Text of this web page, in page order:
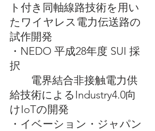
ト付き同軸線路技術を用い
たワイヤレス電力伝送路の
試作開発
・NEDO 平成28年度 SUI 採
択
​ 電界結合非接触電力供
給技術によるIndustry4.0向
けIoTの開発
・イベーション・ジャパン